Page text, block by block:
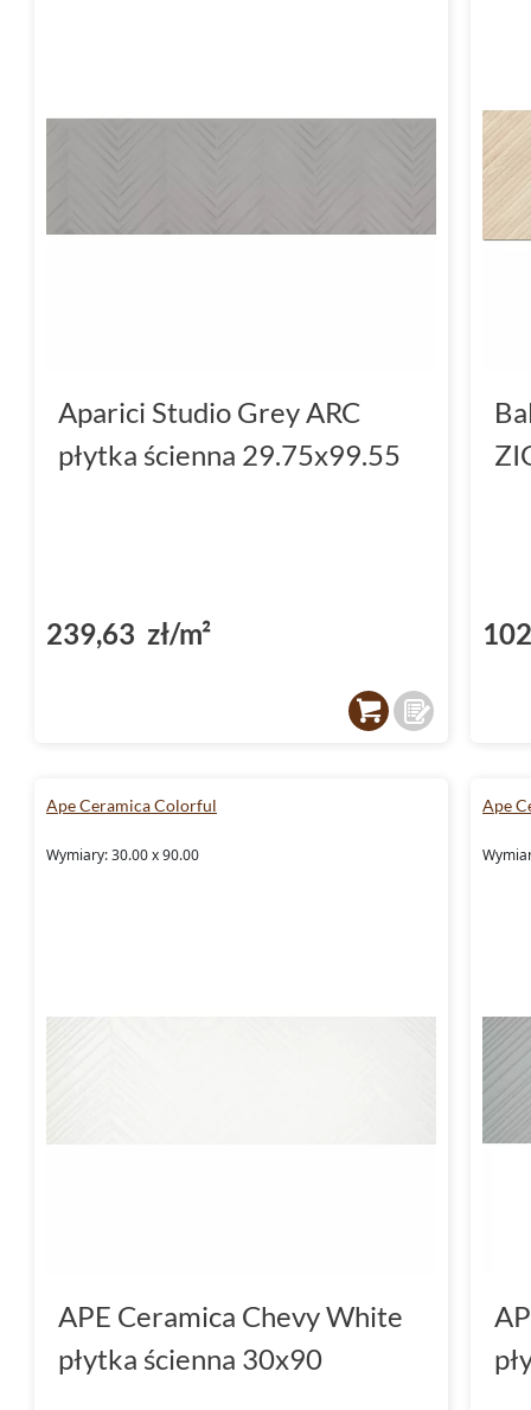
Aparici Studio Grey ARC
płytka ścienna 29.75x99.55
239,63 zł/m²
Ape Ceramica Colorful
Wymiary: 30.00 x 90.00
APE Ceramica Chevy White
płytka ścienna 30x90
Ape